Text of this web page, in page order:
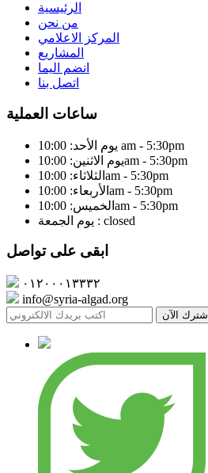
الرئيسية
من نحن
المركز الاعلامي
المشاريع
انضم اليما
اتصل بنا
ساعات العملية
يوم الأحد: 10:00 am - 5:30pm
يوم الاثنين: 10:00am - 5:30pm
الثلاثاء: 10:00am - 5:30pm
الأربعاء: 10:00am - 5:30pm
الخميس: 10:00am - 5:30pm
يوم الجمعة : closed
ابقى على تواصل
٠١٢٠٠٠١٣٣٣٢
info@syria-algad.org
إشترك الآن